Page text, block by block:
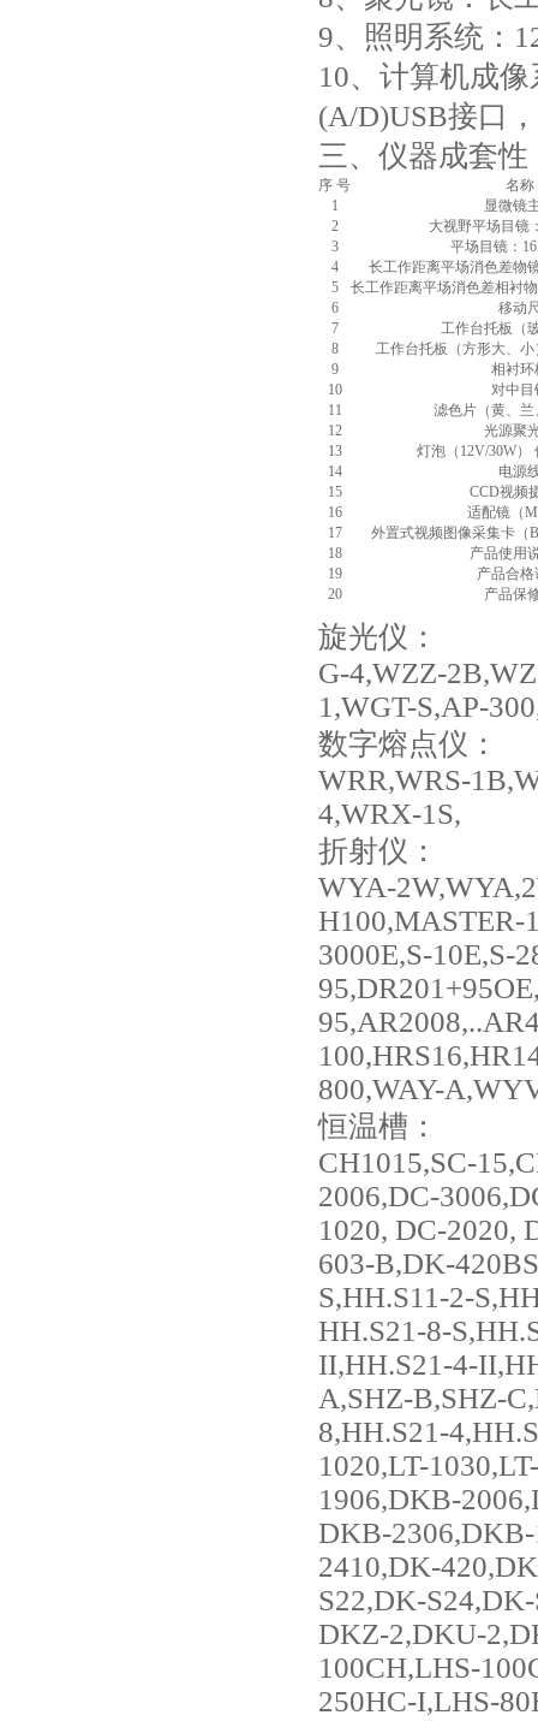
9、照明系统：
10、计算机成
(A/D)USB接口
三、仪器成套性
序 号
名称
1
显微镜
2
大视野平场目镜
3
平场目镜：
4
长工作距离平场消色差物
5
长工作距离平场消色差相衬
6
移动
7
工作台托板（
8
工作台托板（方形大、
9
相衬环
10
对中目
11
滤色片（黄、
12
光源聚
13
灯泡（12V/30W）
14
电源
15
CCD视频
16
适配镜（
17
外置式视频图像采集卡（
18
产品使用
19
产品合格
20
产品保
旋光仪：
G-4,WZZ-
1,WGT-S,AP-
数字熔点仪：
WRR,WRS-
4,WRX-1S,
折射仪：
WYA-
H100,MASTER-
3000E,S-10E,S-
800,WAY-
恒温槽：
CH1015,SC-
2006,DC-
1020, DC-2020,
603-B,DK-
S,HH.S11-2-
HH.S21-8-
II,HH.S21-4-
A,SHZ-B,SHZ-
8,HH.S21-
1020,LT-
1906,DKB-
DKB-
2410,DK-
S22,DK-
DKZ-2,DKU-
100CH,LHS-
250HC-I,LHS-